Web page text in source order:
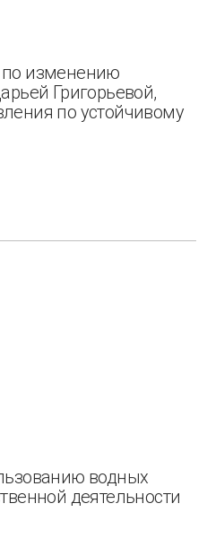
по изменению
Григорьевой,
по устойчивому
водных
деятельности